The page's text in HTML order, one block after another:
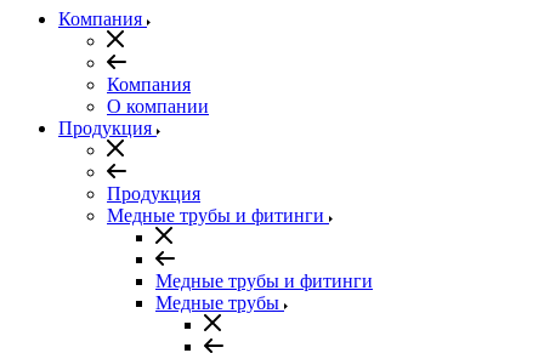
Компания
Компания
О компании
Продукция
Продукция
Медные трубы и фитинги
Медные трубы и фитинги
Медные трубы